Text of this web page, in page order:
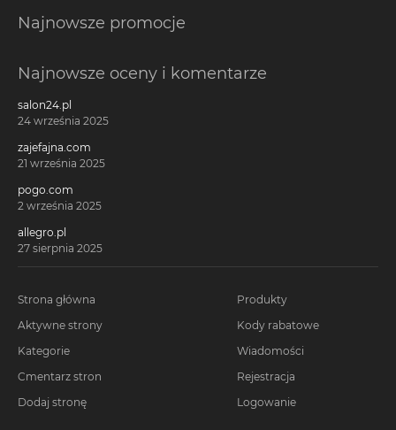
Najnowsze promocje
Najnowsze oceny i komentarze
salon24.pl
24 września 2025
zajefajna.com
21 września 2025
pogo.com
2 września 2025
allegro.pl
27 sierpnia 2025
Strona główna
Aktywne strony
Kategorie
Cmentarz stron
Dodaj stronę
Produkty
Kody rabatowe
Wiadomości
Rejestracja
Logowanie